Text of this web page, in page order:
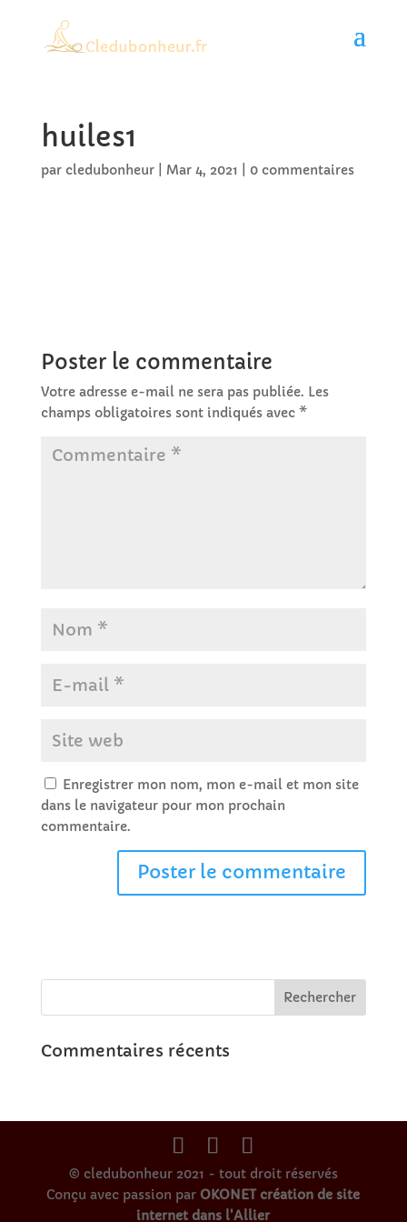
huiles1
par cledubonheur| Mar 4, 2021 0 commentaires
Poster le commentaire
Votre adresse e-mail ne sera pas publiée. Les
champs obligatoires sont indiqués avec *
Enregistrer mon nom, mon e-mail et mon site
dans le navigateur pour mon prochain
commentaire.
Commentaires récents
© cledubonheur 2021 - tout droit réservés
Conçu avec passion par OKONET création de site
internet dans l'Allier